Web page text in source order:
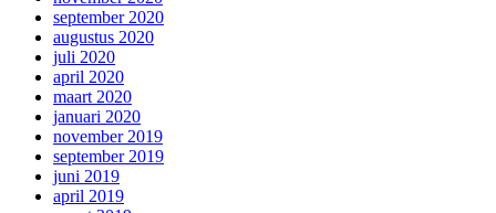
september 2020
augustus 2020
juli 2020
april 2020
maart 2020
januari 2020
november 2019
september 2019
juni 2019
april 2019